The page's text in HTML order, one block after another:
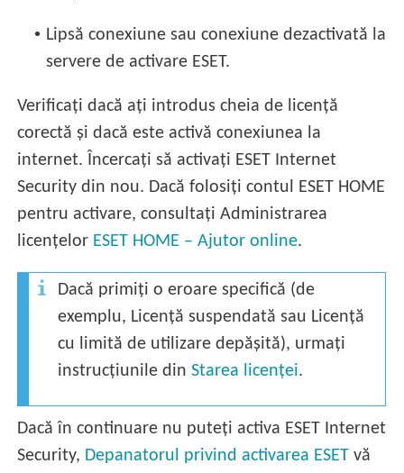
• Lipsă conexiune sau conexiune dezactivată la
servere de activare ESET.
Verificați dacă ați introdus cheia de licență
corectă și dacă este activă conexiunea la
internet. Încercați să activați ESET Internet
Security din nou. Dacă folosiți contul ESET HOME
pentru activare, consultați Administrarea
licențelor ESET HOME – Ajutor online.
Dacă primiți o eroare specifică (de
exemplu, Licență suspendată sau Licență
cu limită de utilizare depășită), urmați
instrucțiunile dinStarea licenței.
Dacă în continuare nu puteți activa ESET Internet
Security, Depanatorul privind activarea ESET vă